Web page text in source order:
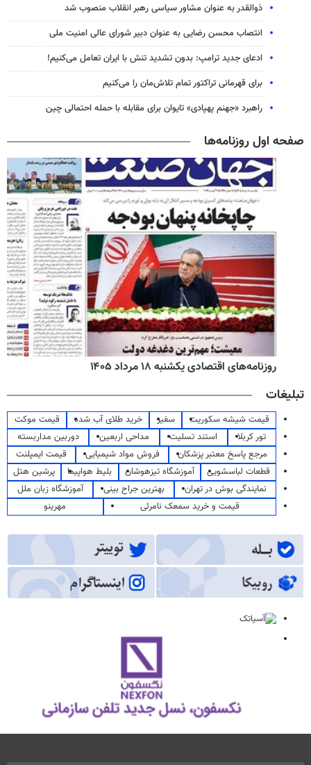
ذوالقدر به عنوان مشاور سیاسی رهبر انقلاب منصوب شد
انتصاب محسن رضایی به عنوان دبیر شورای عالی امنیت ملی
ادعای جدید ترامپ: بدون تشدید تنش با ایران تعامل می‌کنیم!
برای قهرمانی تراکتور تمام تلاش‌مان را می‌کنیم
راهبرد «جهنم پهپادی» تایوان برای مقابله با حمله احتمالی چین
صفحه اول روزنامه‌ها
روزنامه‌های اقتصادی یکشنبه ۱۸ مرداد ۱۴۰۵
تبلیغات
قیمت شیشه سکوریت سفیر خرید طلای آب شده
قیمت موکت
تور کربلا
استند تسلیت مداحی اربعین
دوربین مداربسته
مرجع پاسخ معتبر پزشکان
فروش مواد شیمیایی
قیمت ایمپلنت
قطعات لباسشویی
آموزشگاه تیزهوشان بلیط هواپیما
پرشین هتل
نمایندگی بوش در تهران
بهترین جراح بینی
آموزشگاه زبان ملل
قیمت و خرید سمعک نامرئی
مهرینو